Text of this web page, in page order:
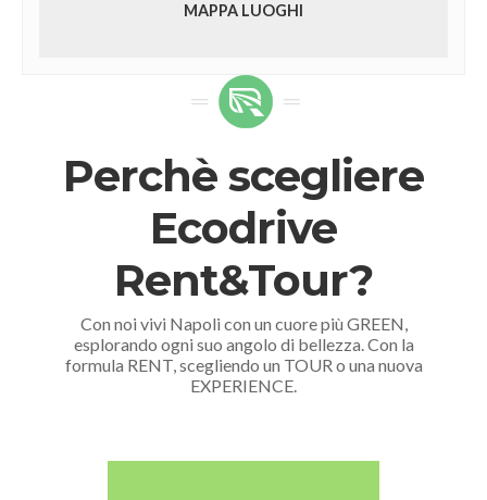
MAPPA LUOGHI
Perchè scegliere
Ecodrive
Rent&Tour?
Con noi vivi Napoli con un cuore più GREEN,
esplorando ogni suo angolo di bellezza. Con la
formula RENT, scegliendo un TOUR o una nuova
EXPERIENCE.